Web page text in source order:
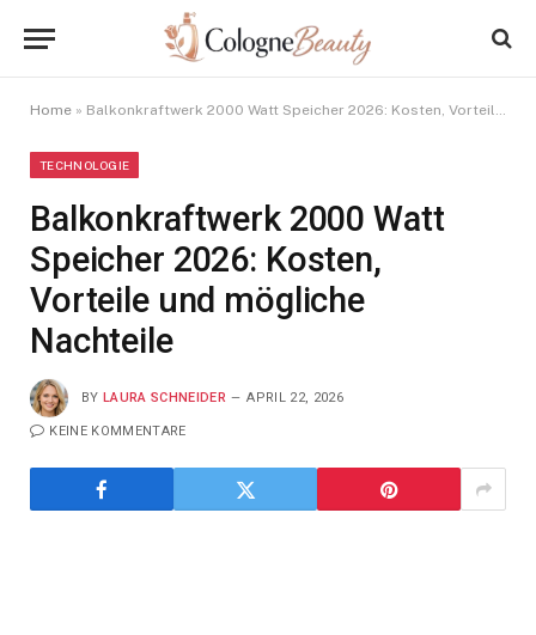
Home » Balkonkraftwerk 2000 Watt Speicher 2026: Kosten, Vorteile und mögliche Nachteile
TECHNOLOGIE
Balkonkraftwerk 2000 Watt
Speicher 2026: Kosten,
Vorteile und mögliche
Nachteile
BY LAURA SCHNEIDER APRIL 22, 2026
KEINE KOMMENTARE